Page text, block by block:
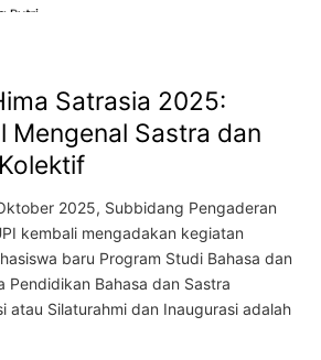
Satrasia 2025:
Mengenal Sastra dan
2025, Subbidang Pengaderan
kembali mengadakan kegiatan
baru Program Studi Bahasa dan
Pendidikan Bahasa dan Sastra
atau Silaturahmi dan Inaugurasi adalah